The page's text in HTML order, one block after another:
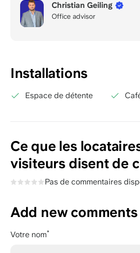
Christian Geiling
Office advisor
Installations
Espace de détente
Ce que les
visiteurs disent de
Pas de commentaires
Add new comments
Votre nom